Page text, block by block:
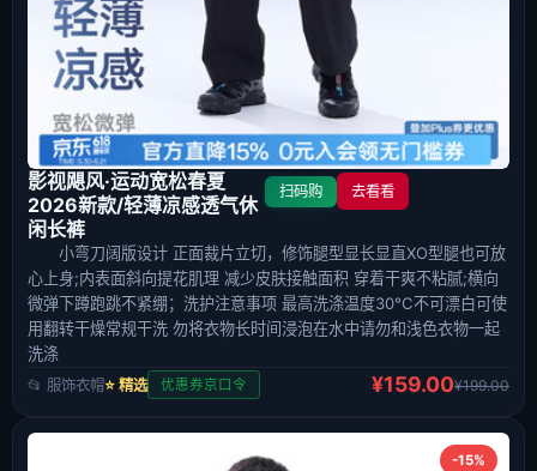
影视飓风·运动宽松春夏
2026新款/轻薄凉感透气休
闲长裤
扫码购 去看看
小弯刀阔版设计 正面裁片立切，修饰腿型显长显直XO型腿也可放
心上身;内表面斜向提花肌理 减少皮肤接触面积 穿着干爽不粘腻;横向
微弹下蹲跑跳不紧绷；洗护注意事项 最高洗涤温度30°C不可漂白可使
用翻转干燥常规干洗 勿将衣物长时间浸泡在水中请勿和浅色衣物一起
洗涤
📂 服饰衣帽⭐ 精选 优惠券京口令 ¥159.00¥199.00
-15%